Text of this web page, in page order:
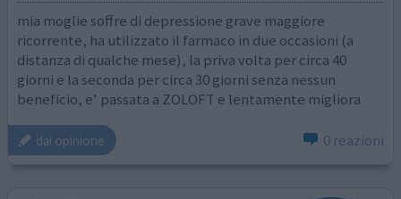
mia moglie soffre di depressione grave maggiore
ricorrente, ha utilizzato il farmaco in due occasioni (a
distanza di qualche mese), la priva volta per circa 40
giorni e la seconda per circa 30 giorni senza nessun
beneficio, e' passata a ZOLOFT e lentamente migliora
dai opinione 0 reazioni